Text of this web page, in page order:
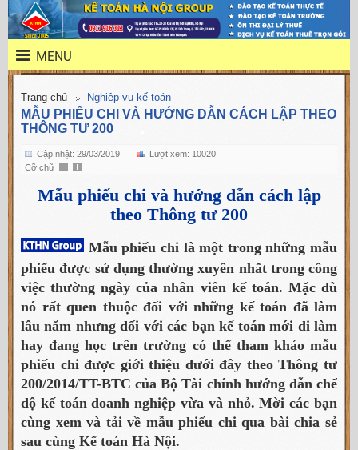
MENU
Trang chủ Nghiệp vụ kế toán
MẪU PHIẾU CHI VÀ HƯỚNG DẪN CÁCH LẬP THEO
THÔNG TƯ 200
Cập nhật: 29/03/2019
Lượt xem: 10020
Cỡ chữ
Mẫu phiếu chi và hướng dẫn cách lập
theo Thông tư 200
Mẫu phiếu chi là một trong những mẫu
phiếu được sử dụng thường xuyên nhất trong công
việc thường ngày của nhân viên kế toán. Mặc dù
nó rất quen thuộc đối với những kế toán đã làm
lâu năm nhưng đối với các bạn kế toán mới đi làm
hay đang học trên trường có thể tham khảo mẫu
phiếu chi được giới thiệu dưới đây theo Thông tư
200/2014/TT-BTC của Bộ Tài chính hướng dẫn chế
độ kế toán doanh nghiệp vừa và nhỏ. Mời các bạn
cùng xem và tải về mẫu phiếu chi qua bài chia sẻ
sau cùng Kế toán Hà Nội.